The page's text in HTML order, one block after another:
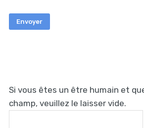
Si vous êtes un être humain et
champ, veuillez le laisser vide.